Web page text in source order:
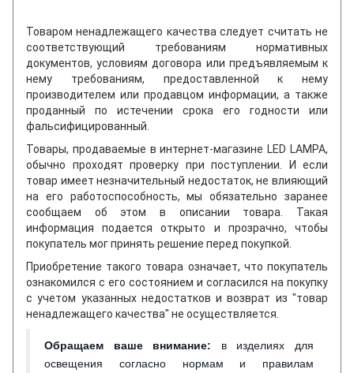
Товаром ненадлежащего качества следует считать не
соответствующий требованиям нормативных
документов, условиям договора или предъявляемым к
нему требованиям, предоставленной к нему
производителем или продавцом информации, а также
проданный по истечении срока его годности или
фальсифицированный.
Товары, продаваемые в интернет-магазине LED LAMPA,
обычно проходят проверку при поступлении. И если
товар имеет незначительный недостаток, не влияющий
на его работоспособность, мы обязательно заранее
сообщаем об этом в описании товара. Такая
информация подается открыто и прозрачно, чтобы
покупатель мог принять решение перед покупкой.
Приобретение такого товара означает, что покупатель
ознакомился с его состоянием и согласился на покупку
с учетом указанных недостатков и возврат из "товар
ненадлежащего качества" не осуществляется.
Обращаем ваше внимание: в изделиях для
освещения согласно нормам и правилам